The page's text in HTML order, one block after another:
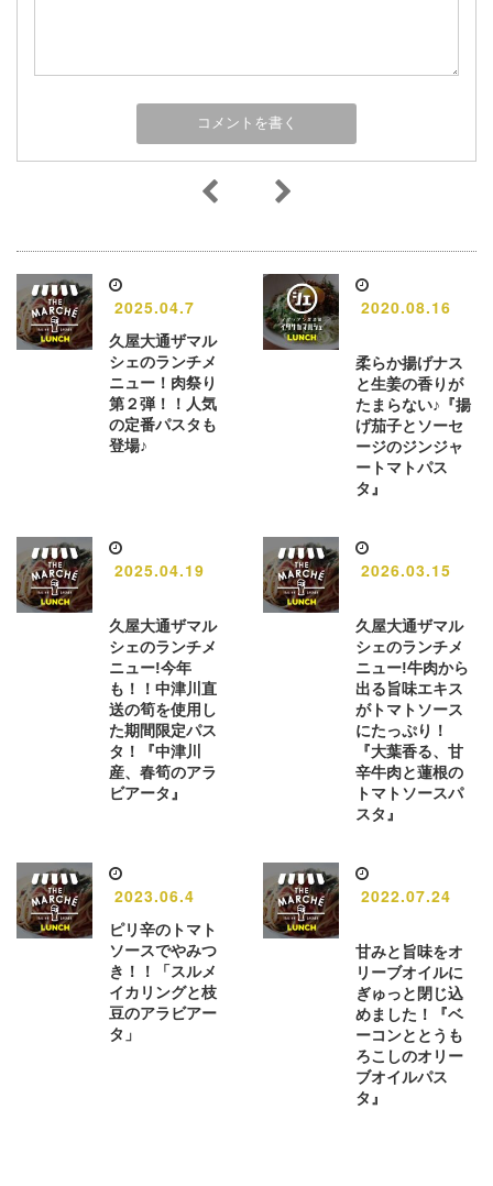
2025.04.7
久屋大通ザマル
シェのランチメ
ニュー！肉祭り
第２弾！！人気
の定番パスタも
登場♪
2020.08.16
柔らか揚げナス
と生姜の香りが
たまらない♪『揚
げ茄子とソーセ
ージのジンジャ
ートマトパス
タ』
2025.04.19
久屋大通ザマル
シェのランチメ
ニュー!今年
も！！中津川直
送の筍を使用し
た期間限定パス
タ！『中津川
産、春筍のアラ
ビアータ』
2026.03.15
久屋大通ザマル
シェのランチメ
ニュー!牛肉から
出る旨味エキス
がトマトソース
にたっぷり！
『大葉香る、甘
辛牛肉と蓮根の
トマトソースパ
スタ』
2023.06.4
ピリ辛のトマト
ソースでやみつ
き！！「スルメ
イカリングと枝
豆のアラビアー
タ」
2022.07.24
甘みと旨味をオ
リーブオイルに
ぎゅっと閉じ込
めました！『ベ
ーコンととうも
ろこしのオリー
ブオイルパス
タ』